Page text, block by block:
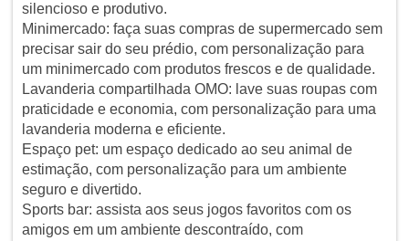
silencioso e produtivo.
Minimercado: faça suas compras de supermercado sem
precisar sair do seu prédio, com personalização para
um minimercado com produtos frescos e de qualidade.
Lavanderia compartilhada OMO: lave suas roupas com
praticidade e economia, com personalização para uma
lavanderia moderna e eficiente.
Espaço pet: um espaço dedicado ao seu animal de
estimação, com personalização para um ambiente
seguro e divertido.
Sports bar: assista aos seus jogos favoritos com os
amigos em um ambiente descontraído, com